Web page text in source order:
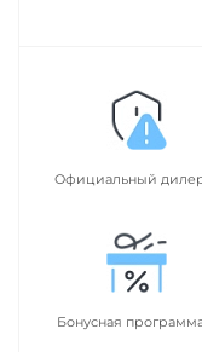
Официальный
Бонусная